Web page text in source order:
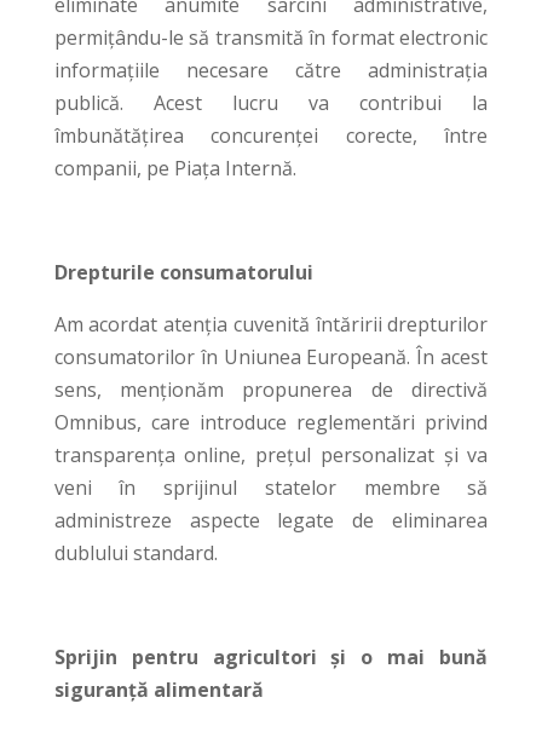
permițându-le să transmită în format electronic
informațiile necesare către administrația
publică. Acest lucru va contribui la
îmbunătățirea concurenței corecte, între
companii, pe Piața Internă.
Drepturile consumatorului
Am acordat atenția cuvenită întăririi drepturilor
consumatorilor în Uniunea Europeană. În acest
sens, menționăm propunerea de directivă
Omnibus, care introduce reglementări privind
transparența online, prețul personalizat și va
veni în sprijinul statelor membre să
administreze aspecte legate de eliminarea
dublului standard.
Sprijin pentru agricultori și o mai bună
siguranță alimentară